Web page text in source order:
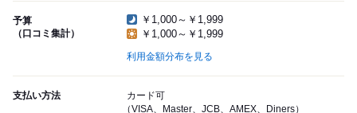
予算
（口コミ集計）
￥1,000～￥1,999
￥1,000～￥1,999
利用金額分布を見る
支払い方法
カード可
（VISA、Master、JCB、AMEX、Diners）